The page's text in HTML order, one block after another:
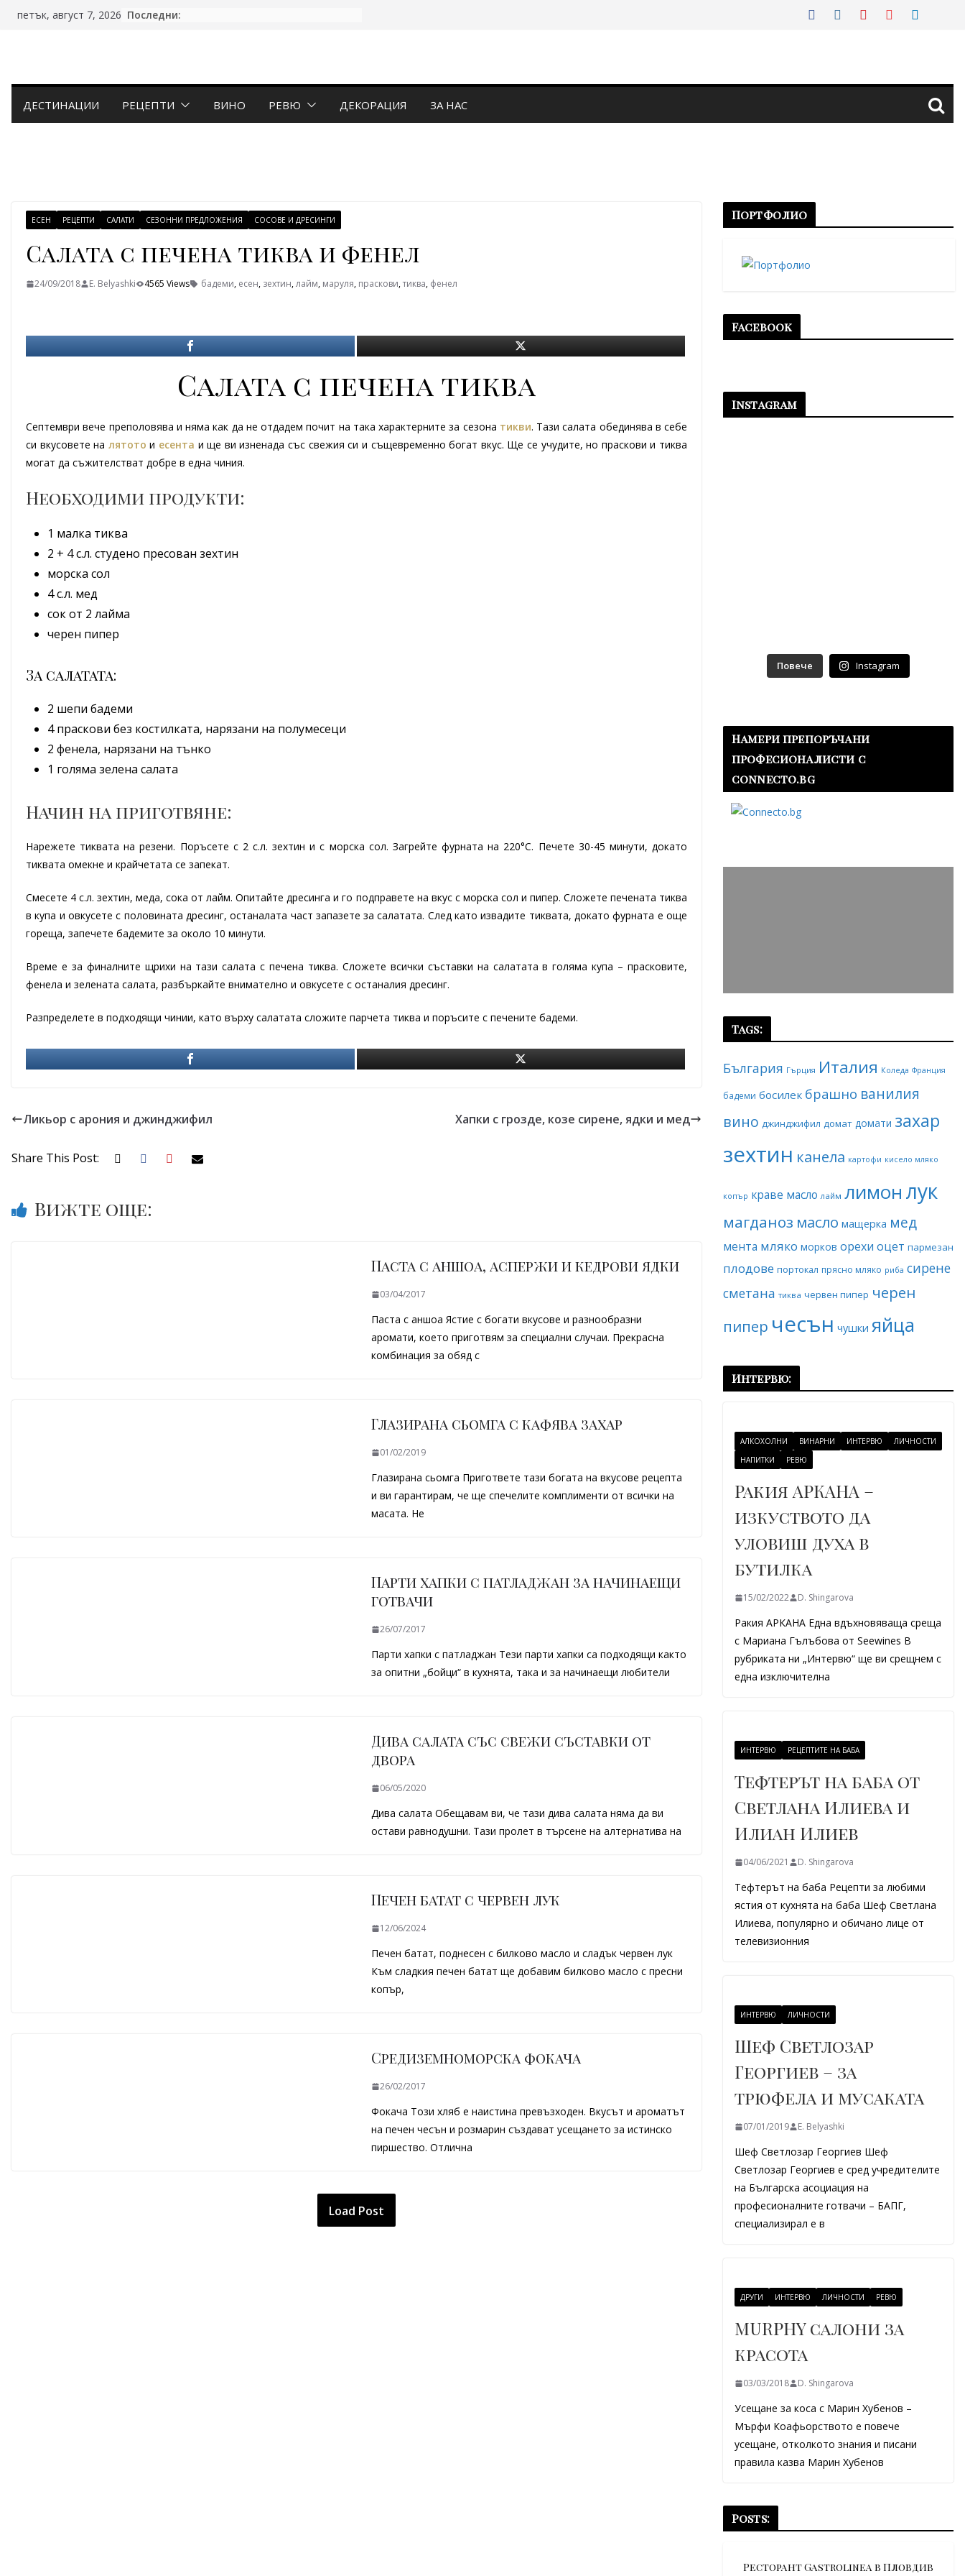
Skipпетък, август 7, 2026 Последни:
ДЕСТИНАЦИИ РЕЦЕПТИ ВИНО РЕВЮ ДЕКОРАЦИЯ ЗА НАС
ЕСЕН РЕЦЕПТИ САЛАТИ СЕЗОННИ ПРЕДЛОЖЕНИЯ СОСОВЕ И ДРЕСИНГИ
Салата с печена тиква и фенел
24/09/2018 E. Belyashki 4565 Views бадеми, есен, зехтин,лайм, маруля, праскови,тиква, фенел
Салата с печена тиква
Септември вече преполовява и няма как да не отдадем почит на така характерните за сезона тикви. Тази салата обединява в себе
си вкусовете на лятото и есента и ще ви изненада със свежия си и същевременно богат вкус. Ще се учудите, но праскови и тиква
могат да съжителстват добре в една чиния.
Необходими продукти:
1 малка тиква
2 + 4 с.л. студено пресован зехтин
морска сол
4 с.л. мед
сок от 2 лайма
черен пипер
За салатата:
2 шепи бадеми
4 праскови без костилката, нарязани на полумесеци
2 фенела, нарязани на тънко
1 голяма зелена салата
Начин на приготвяне:
Нарежете тиквата на резени. Поръсете с 2 с.л. зехтин и с морска сол. Загрейте фурната на 220°C. Печете 30-45 минути, докато
тиквата омекне и крайчетата сe запекат.
Смесете 4 с.л. зехтин, меда, сока от лайм. Опитайте дресинга и го подправете на вкус с морска сол и пипер. Сложете печената тиква
в купа и овкусете с половината дресинг, останалата част запазете за салатата. След като извадите тиквата, докато фурната е още
гореща, запечете бадемите за около 10 минути.
Време е за финалните щрихи на тази салата с печена тиква. Сложете всички съставки на салатата в голяма купа – прасковите,
фенела и зелената салата, разбъркайте внимателно и овкусете с останалия дресинг.
Разпределете в подходящи чинии, като върху салатата сложите парчета тиква и поръсите с печените бадеми.
Ликьор с арония и джинджифил Хапки с грозде, козе сирене, ядки и мед
Share This Post:
Вижте още:
Паста с аншоа, аспержи и кедрови ядки
03/04/2017
Паста с аншоа Ястие с богати вкусове и разнообразни
аромати, което приготвям за специални случаи. Прекрасна
комбинация за обяд с
Глазирана сьомга с кафява захар
01/02/2019
Глазирана сьомга Пригответе тази богата на вкусове рецепта
и ви гарантирам, че ще спечелите комплименти от всички на
масата. Не
Парти хапки с патладжан за начинаещи
готвачи
26/07/2017
Парти хапки с патладжан Тези парти хапки са подходящи както
за опитни „бойци“ в кухнята, така и за начинаещи любители
Дива салата със свежи съставки от
двора
06/05/2020
Дива салата Обещавам ви, че тази дива салата няма да ви
остави равнодушни. Tази пролет в търсене на алтернатива на
Печен батат с червен лук
12/06/2024
Печен батат, поднесен с билково масло и сладък червен лук
Към сладкия печен батат ще добавим билково масло с пресни
копър,
Средиземноморска фокача
26/02/2017
Фокача Този хляб е наистина превъзходен. Вкусът и ароматът
на печен чесън и розмарин създават усещането за истинско
пиршество. Отлична
Load Post
Портфолио
Facebook
Instagram
Повече Instagram
Намери препоръчани
професионалисти с
connecto.bg
Tags:
България Гърция Италия Коледа Франция
бадеми босилек брашно ванилия
вино джинджифил домат домати захар
зехтин канела картофи кисело мляко
копър краве масло лайм лимонлук
магданоз масло мащерка мед
мента мляко морков орехи оцет пармезан
плодове портокал прясно мляко риба сирене
сметана тиква червен пипер черен
пипер чесън чушки яйца
Интервю:
АЛКОХОЛНИ ВИНАРНИ ИНТЕРВЮ
ЛИЧНОСТИ
НАПИТКИ
РЕВЮ
Ракия АРКАНА –
изкуството да
уловиш духа в
бутилка
15/02/2022 D. Shingarova
Ракия АРКАНА Една вдъхновяваща среща
с Мариана Гълъбова от Seewines В
рубриката ни „Интервю“ ще ви срещнем с
една изключителна
ИНТЕРВЮ РЕЦЕПТИТЕ НА БАБА
Тефтерът на баба от
Светлана Илиева и
Илиан Илиев
04/06/2021 D. Shingarova
Тефтерът на баба Рецепти за любими
ястия от кухнята на баба Шеф Светлана
Илиева, популярно и обичано лице от
телевизионния
ИНТЕРВЮ ЛИЧНОСТИ
Шеф Светлозар
Георгиев – за
трюфела и мусаката
07/01/2019 E. Belyashki
Шеф Светлозар Георгиев Шеф
Светлозар Георгиев е сред учредителите
на Българска асоциация на
професионалните готвачи – БАПГ,
специализирал е в
ДРУГИ ИНТЕРВЮ ЛИЧНОСТИ РЕВЮ
MURPHY салони за
красота
03/03/2018 D. Shingarova
Усещане за коса с Марин Хубенов –
Мърфи Коафьорството е повече
усещане, отколкото знания и писани
правила казва Марин Хубенов
Posts:
Ресторант Gastrolinea в Пловдив